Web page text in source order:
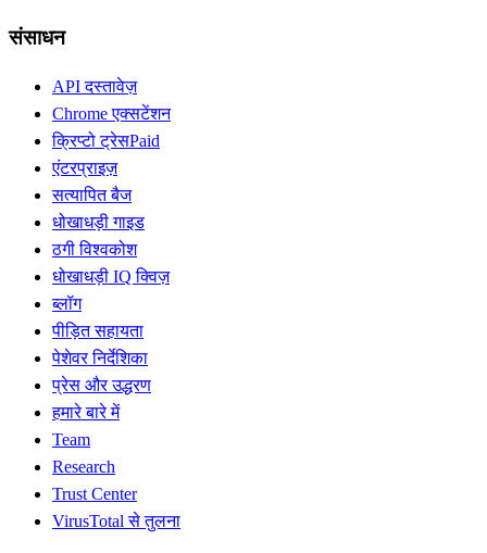
संसाधन
API दस्तावेज़
Chrome एक्सटेंशन
क्रिप्टो ट्रेसPaid
एंटरप्राइज़
सत्यापित बैज
धोखाधड़ी गाइड
ठगी विश्वकोश
धोखाधड़ी IQ क्विज़
ब्लॉग
पीड़ित सहायता
पेशेवर निर्देशिका
प्रेस और उद्धरण
हमारे बारे में
Team
Research
Trust Center
VirusTotal से तुलना